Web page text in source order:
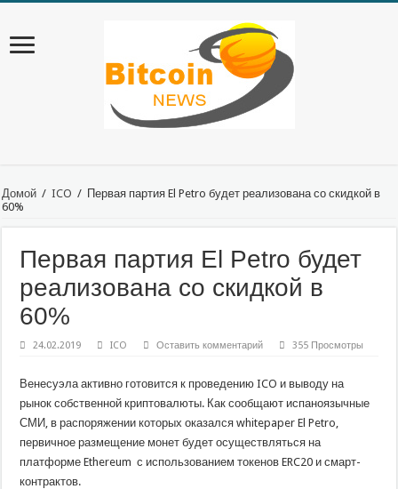
Домой / ICO / Первая партия El Petro будет реализована со скидкой в
60%
Первая партия El Petro будет
реализована со скидкой в
60%
24.02.2019 ICO Оставить комментарий 355 Просмотры
Венесуэла активно готовится к проведению ICO и выводу на
рынок собственной криптовалюты. Как сообщают испаноязычные
СМИ, в распоряжении которых оказался whitepaper El Petro,
первичное размещение монет будет осуществляться на
платформе Ethereum с использованием токенов ERC20 и смарт-
контрактов.